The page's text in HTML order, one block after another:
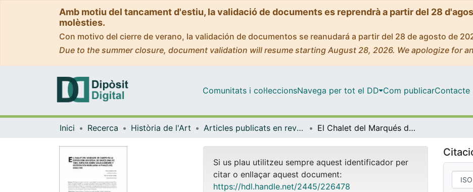
Amb motiu del tancament d'estiu, la validació de documents es reprendrà a partir del 28
molèsties.
Con motivo del cierre de verano, la validación de documentos se reanudará a partir del 28 de agosto de
Due to the summer closure, document validation will resume starting August 28, 2026. We apologize for
Comunitats i col·leccionsNavega per tot el DD Com publicarContacte
Inici Recerca Història de l'Art Articles publicats en revistes (Història de l'Art) El Chalet del Marqués de Campo en la Exposición Universal de Barcelona de 1888: aspectos sobre coleccionismo y ostentación nobiliaria a finales del siglo XIX
Si us plau utilitzeu sempre aquest identificador per
citar o enllaçar aquest document:
https://hdl.handle.net/2445/226478